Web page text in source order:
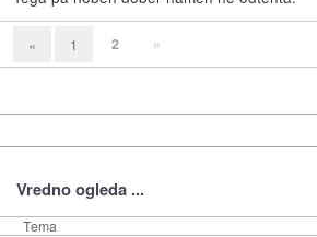
« 1 2 »
Vredno ogleda ...
Tema